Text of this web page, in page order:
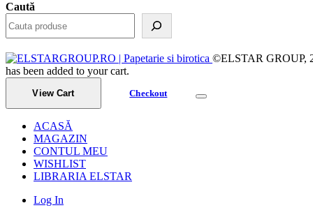
Caută
©ELSTAR GROUP,
has been added to your cart.
View Cart Checkout
ACASĂ
MAGAZIN
CONTUL MEU
WISHLIST
LIBRARIA ELSTAR
Log In